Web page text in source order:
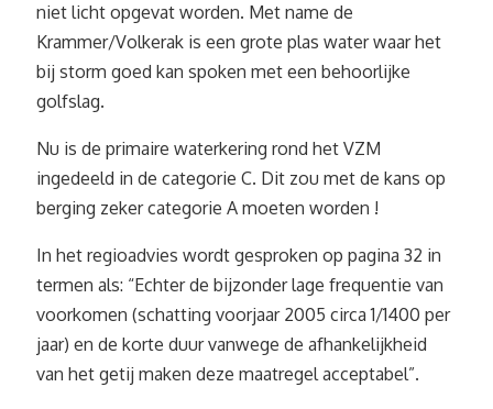
niet licht opgevat worden. Met name de
Krammer/Volkerak is een grote plas water waar het
bij storm goed kan spoken met een behoorlijke
golfslag.
Nu is de primaire waterkering rond het VZM
ingedeeld in de categorie C. Dit zou met de kans op
berging zeker categorie A moeten worden !
In het regioadvies wordt gesproken op pagina 32 in
termen als: “Echter de bijzonder lage frequentie van
voorkomen (schatting voorjaar 2005 circa 1/1400 per
jaar) en de korte duur vanwege de afhankelijkheid
van het getij maken deze maatregel acceptabel”.